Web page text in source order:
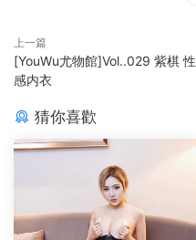
上一篇
[YouWu尤物館]Vol..029 紫棋 性
感内衣
猜你喜歡